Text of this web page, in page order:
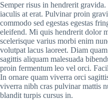
Semper risus in hendrerit
iaculis at erat. Pulvinar proin
commodo sed egestas egestas
eleifend. Mi quis hendrerit dolor
scelerisque varius morbi enim
volutpat lacus laoreet. Diam
sagittis aliquam malesuada
proin fermentum leo vel orci.
In ornare quam viverra orci
viverra nibh cras pulvinar mattis
blandit turpis cursus in.